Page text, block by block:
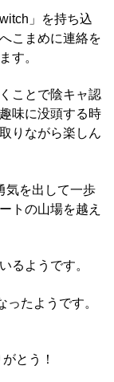
」を持ち込
こまめに連絡を
す。
ことで陰キャ認
味に没頭する時
りながら楽しん
気を出して一歩
トの山場を越え
るようです。
たようです。
とう！